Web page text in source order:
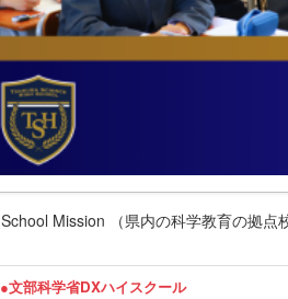
School Mission （県内の科学教育の拠点
●文部科学省DXハイスクール